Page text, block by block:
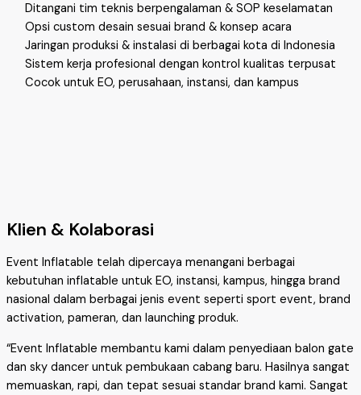
Ditangani tim teknis berpengalaman & SOP keselamatan
Opsi custom desain sesuai brand & konsep acara
Jaringan produksi & instalasi di berbagai kota di Indonesia
Sistem kerja profesional dengan kontrol kualitas terpusat
Cocok untuk EO, perusahaan, instansi, dan kampus
Klien & Kolaborasi
Event Inflatable telah dipercaya menangani berbagai
kebutuhan inflatable untuk EO, instansi, kampus, hingga brand
nasional dalam berbagai jenis event seperti sport event, brand
activation, pameran, dan launching produk.
“Event Inflatable membantu kami dalam penyediaan balon gate
dan sky dancer untuk pembukaan cabang baru. Hasilnya sangat
memuaskan, rapi, dan tepat sesuai standar brand kami. Sangat